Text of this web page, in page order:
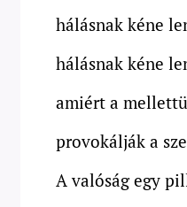
hálásnak kéne
hálásnak kéne
amiért a
provokálják a
A valóság egy